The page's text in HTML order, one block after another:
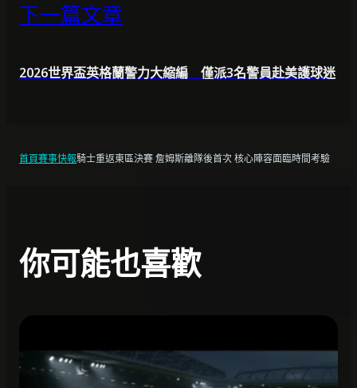
下一篇文章
2026世界盃英格蘭警力大縮編 僅派3名警員赴美護球迷
首頁賽事快報騎士重返東區決賽 詹姆斯離隊後首次 核心陣容面臨時間考驗
你可能也喜歡